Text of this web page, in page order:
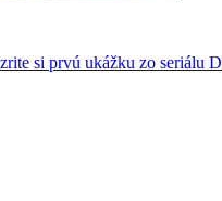
si prvú ukážku zo seriálu